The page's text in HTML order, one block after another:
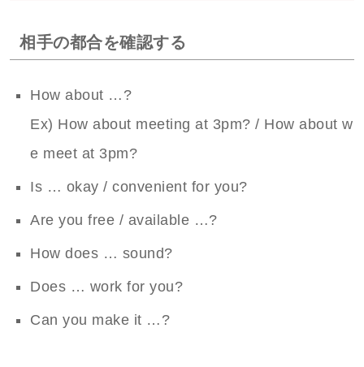
相手の都合を確認する
How about …?
Ex) How about meeting at 3pm? / How about w
e meet at 3pm?
Is … okay / convenient for you?
Are you free / available …?
How does … sound?
Does … work for you?
Can you make it …?